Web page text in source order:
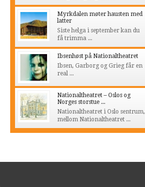
Myrkdalen møter hausten med
latter
Siste helga i september kan du
få trimma ...
Ibsenhøst på Nationaltheatret
Ibsen, Garborg og Grieg får en
real ...
Nationaltheatret – Oslos og
Norges storstue ...
Nationaltheatret i Oslo sentrum,
mellom Nationaltheatret ...